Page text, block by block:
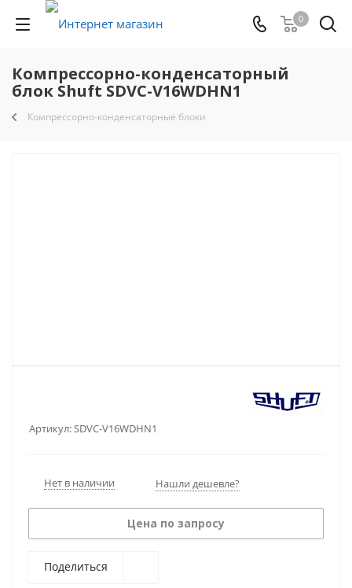
0
Компрессорно-конденсаторный
блок Shuft SDVC-V16WDHN1
Компрессорно-конденсаторные блоки
Артикул:SDVC-V16WDHN1
Нет в наличии Нашли дешевле?
Цена по запросу
Поделиться